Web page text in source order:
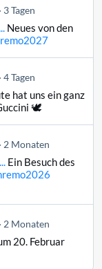
3 Tagen
Neues von den
4 Tagen
hat uns ein ganz
🕊️
2 Monaten
Ein Besuch des
2 Monaten
20. Februar